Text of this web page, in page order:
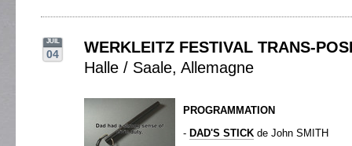
JUIL
04
WERKLEITZ FESTIVAL TRANS-
Halle / Saale, Allemagne
PROGRAMMATION
- DAD'S STICK de John SMITH